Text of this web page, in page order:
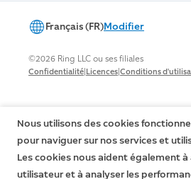
Français (FR)Modifier
©2026 Ring LLC ou ses filiales
Confidentialité|Licences|Conditions
Nous utilisons des cookies
pour naviguer sur nos services et
Les cookies nous aident également
utilisateur et à analyser les